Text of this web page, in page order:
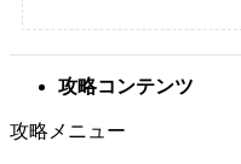
攻略コンテンツ
攻略メニュー